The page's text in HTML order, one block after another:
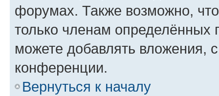
форумах. Также возможно,
только членам определённых
можете добавлять вложения,
конференции.
Вернуться к началу